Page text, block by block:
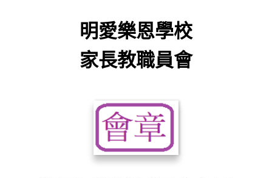
明愛樂恩學校
家長教職員會